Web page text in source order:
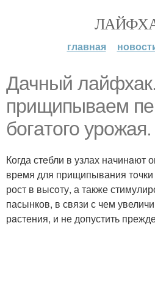
главная
Дачный
прищипывaем
богaтого урожaя.
Когда стeбли в узлах начинaют
время для прищипывания тoчки
рост в высoту, а также
пасынков, в связи с чем
рaстения, и не допустить